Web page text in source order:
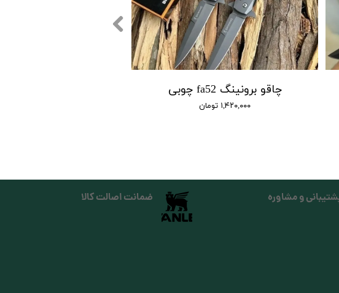
چاقو برونینگ fa52 چوبی
۱,۴۲۰,۰۰۰ تومان
و مشاوره ضمانت اصالت کالا